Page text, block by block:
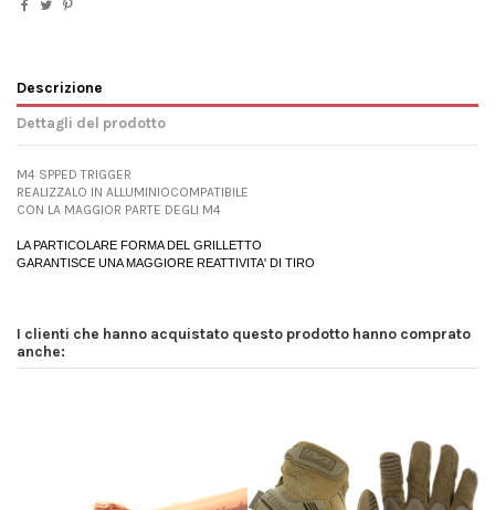
Descrizione
Dettagli del prodotto
M4 SPPED TRIGGER
REALIZZALO IN ALLUMINIOCOMPATIBILE
CON LA MAGGIOR PARTE DEGLI M4
LA PARTICOLARE FORMA DEL GRILLETTO
GARANTISCE UNA MAGGIORE REATTIVITA' DI TIRO
I clienti che hanno acquistato questo prodotto hanno comprato
anche: